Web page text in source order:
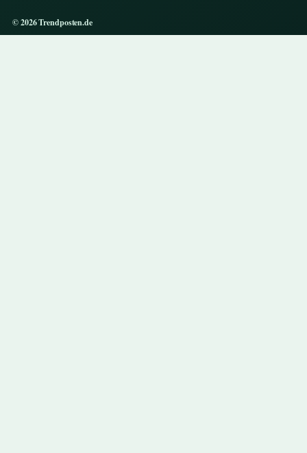
© 2026 Trendposten.de